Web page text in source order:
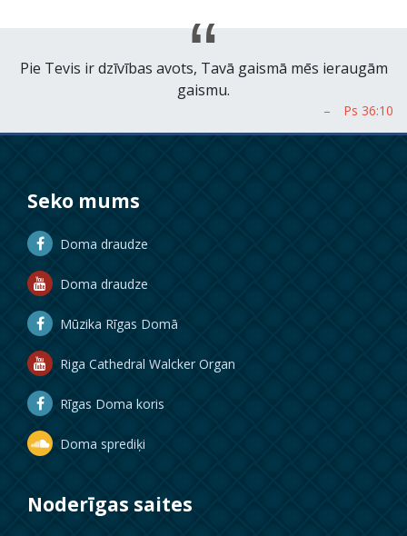
Pie Tevis ir dzīvības avots, Tavā gaismā mēs ieraugām
gaismu.
Seko mums
Doma draudze
Doma draudze
Mūzika Rīgas Domā
Riga Cathedral Walcker Organ
Rīgas Doma koris
Doma sprediķi
Noderīgas saites